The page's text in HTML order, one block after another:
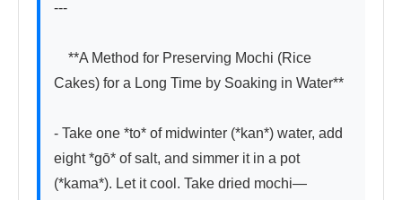
---
**A Method for Preserving Mochi (Rice
Cakes) for a Long Time by Soaking in Water**
- Take one *to* of midwinter (*kan*) water, add
eight *gō* of salt, and simmer it in a pot
(*kama*). Let it cool. Take dried mochi—